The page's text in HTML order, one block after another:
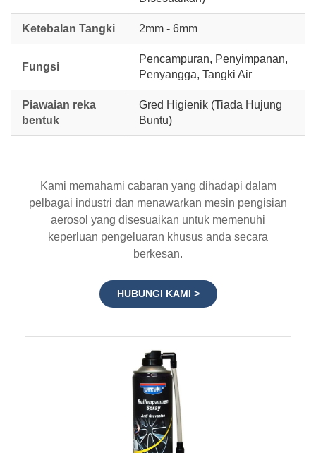
Ketebalan Tangki 2mm - 6mm
Fungsi
Pencampuran, Penyimpanan,
Penyangga, Tangki Air
Piawaian reka
bentuk
Gred Higienik (Tiada Hujung
Buntu)
Kami memahami cabaran yang dihadapi dalam
pelbagai industri dan menawarkan mesin pengisian
aerosol yang disesuaikan untuk memenuhi
keperluan pengeluaran khusus anda secara
berkesan.
HUBUNGI KAMI >